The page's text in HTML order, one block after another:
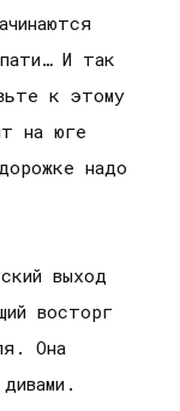
И так
к этому
на юге
надо
выход
восторг
Она